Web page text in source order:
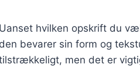
Uanset hvilken opskrift du
den bevarer sin form og
men det er